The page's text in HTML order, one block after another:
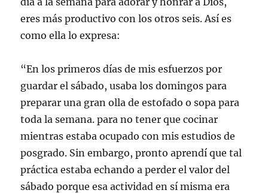
eres más productivo con los otros seis. Así es
como ella lo expresa:
“En los primeros días de mis esfuerzos por
guardar el sábado, usaba los domingos para
preparar una gran olla de estofado o sopa para
toda la semana. para no tener que cocinar
mientras estaba ocupado con mis estudios de
posgrado. Sin embargo, pronto aprendí que tal
práctica estaba echando a perder el valor del
sábado porque esa actividad en sí misma era